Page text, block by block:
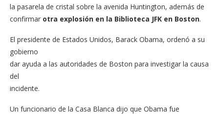
la pasarela de cristal sobre la avenida Huntington, además de
confirmar otra explosión en la Biblioteca JFK en Boston.
El presidente de Estados Unidos, Barack Obama, ordenó a su
gobierno
dar ayuda a las autoridades de Boston para investigar la causa
del
incidente.
Un funcionario de la Casa Blanca dijo que Obama fue